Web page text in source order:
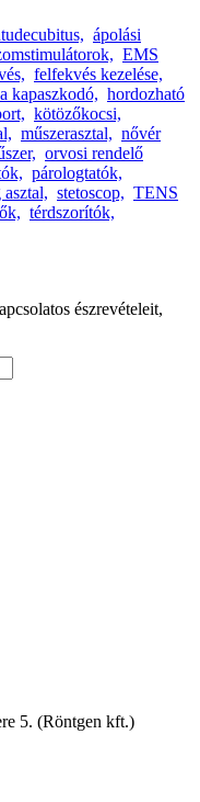
ápolási
EMS
felfekvés kezelése,
kapaszkodó, hordozható
kötözőkocsi,
műszerasztal, nővér
orvosi rendelő
párologtatók,
asztal, stetoscop, TENS
térdszorítók,
észrevételeit,
5. (Röntgen kft.)